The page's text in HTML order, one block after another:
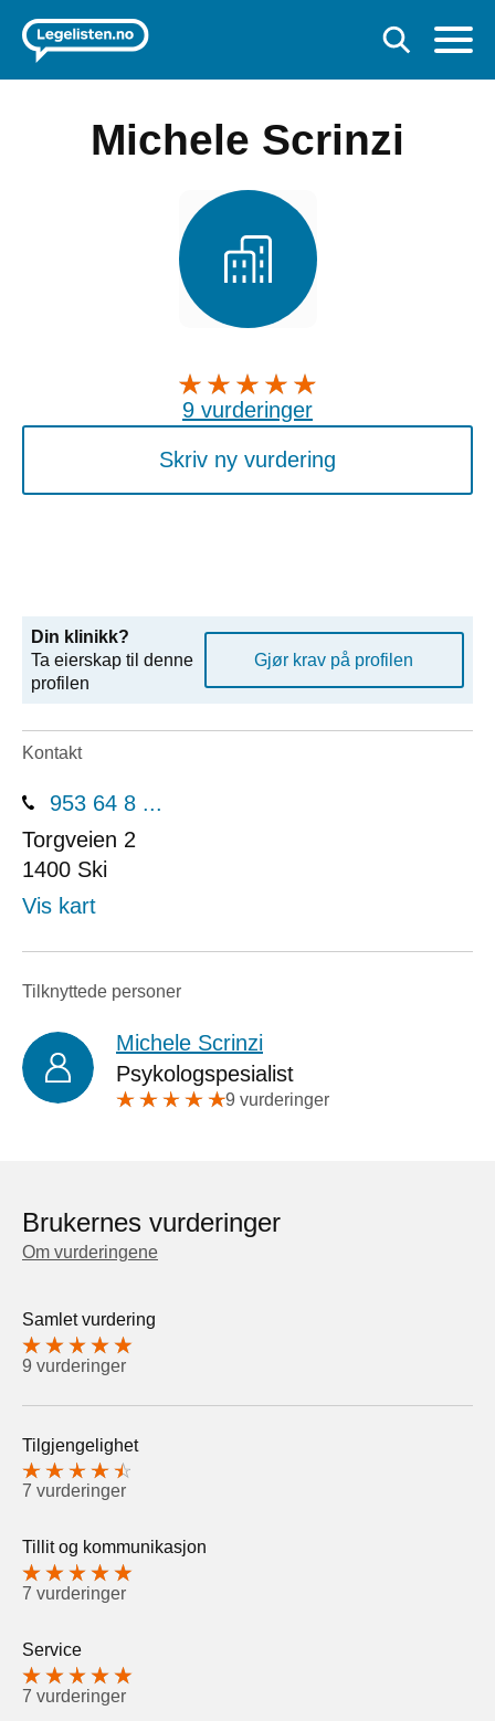
Michele Scrinzi
9 vurderinger
Skriv ny vurdering
Din klinikk?
Ta eierskap til denne
profilen
Gjør krav på profilen
Kontakt
953 64 8 ...
Torgveien 2
1400 Ski
Vis kart
Tilknyttede personer
Michele Scrinzi
Psykologspesialist
9 vurderinger
Brukernes vurderinger
Om vurderingene
Samlet vurdering
9 vurderinger
Tilgjengelighet
7 vurderinger
Tillit og kommunikasjon
7 vurderinger
Service
7 vurderinger